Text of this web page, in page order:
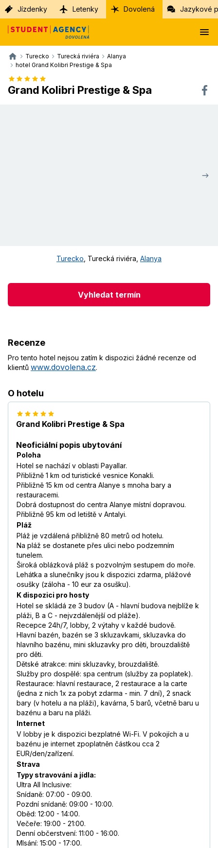
Jízdenky Letenky Dovolená Jazykové
Turecko Turecká riviéra
Alanya
hotel Grand Kolibri Prestige & Spa
Grand Kolibri Prestige & Spa
Turecko Turecká riviéra Alanya
Vyhledat termín
Recenze
Pro tento hotel nejsou zatím k dispozici žádné recenze od
klientů www.dovolena.cz.
O hotelu
Grand Kolibri Prestige & Spa
Neoficiální popis ubytování
Poloha
Hotel se nachází v oblasti Payallar.
Přibližně 1 km od turistické vesnice Konakli.
Přibližně 15 km od centra Alanye s mnoha bary a
restauracemi.
Dobrá dostupnost do centra Alanye místní dopravou.
Přibližně 95 km od letiště v Antalyi.
Pláž
Pláž je vzdálená přibližně 80 metrů od hotelu.
Na pláž se dostanete přes ulici nebo podzemním
tunelem.
Široká oblázková pláž s pozvolným sestupem do moře.
Lehátka a slunečníky jsou k dispozici zdarma, plážové
osušky (záloha - 10 eur za osušku).
K dispozici pro hosty
Hotel se skládá ze 3 budov (A - hlavní budova nejblíže k
pláži, B a C - nejvzdálenější od pláže).
Recepce 24h/7, lobby, 2 výtahy v každé budově.
Hlavní bazén, bazén se 3 skluzavkami, skluzavka do
hlavního bazénu, mini skluzavky pro děti, brouzdaliště
pro děti.
Dětské atrakce: mini skluzavky, brouzdaliště.
Služby pro dospělé: spa centrum (služby za poplatek).
Restaurace: hlavní restaurace, 2 restaurace a la carte
(jedna z nich 1x za pobyt zdarma - min. 7 dní), 2 snack
bary (v hotelu a na pláži), kavárna, 5 barů, včetně baru u
bazénu a baru na pláži.
Internet
V lobby je k dispozici bezplatné Wi-Fi. V pokojích a u
bazénu je internet zpoplatněn částkou cca 2
EUR/den/zařízení.
Strava
Typy stravování a jídla:
Ultra All Inclusive:
Snídaně: 07:00 - 09:00.
Pozdní snídaně: 09:00 - 10:00.
Oběd: 12:00 - 14:00.
Večeře: 19:00 - 21:00.
Denní občerstvení: 11:00 - 16:00.
Mlsání: 15:00 - 17:00.